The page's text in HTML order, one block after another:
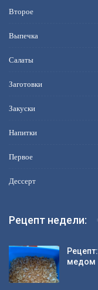
Второе
Выпечка
Салаты
Заготовки
Закуски
Напитки
Первое
Дессерт
Рецепт недели:
медом